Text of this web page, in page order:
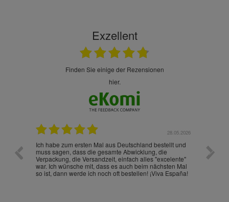
Exzellent
finden Sie einige der Rezensionen
hier.
28.05.2026
Ich habe zum ersten Mal aus Deutschland bestellt und
muss sagen, dass die gesamte Abwicklung, die
Verpackung, die Versandzeit, einfach alles "excelente"
war. Ich wünsche mit, dass es auch beim nächsten Mal
so ist, dann werde ich noch oft bestellen! ¡Viva España!
Die
gut
ist